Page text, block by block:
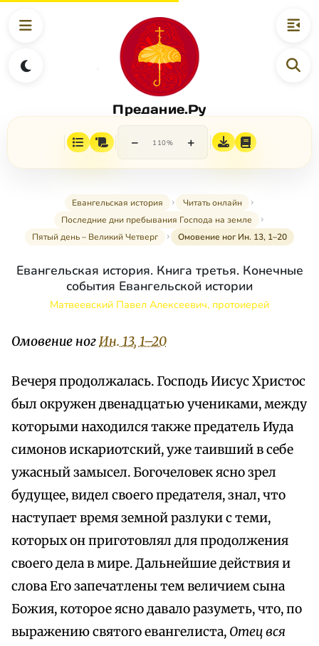
Предание.Ру
− 110% +
Евангельская история
Читать онлайн
Последние дни пребывания Господа на земле
Пятый день – Великий Четверг
Омовение ног Ин. 13, 1–20
Евангельская история. Книга третья. Конечные
события Евангельской истории
Матвеевский Павел Алексеевич, протоиерей
Омовение ногИн. 13, 1–20
Вечеря продолжалась. Господь Иисус Христос
был окружен двенадцатью учениками, между
которыми находился также предатель Иуда
симонов искариотский, уже таивший в себе
ужасный замысел. Богочеловек ясно зрел
будущее, видел своего предателя, знал, что
наступает время земной разлуки с теми,
которых он приготовлял для продолжения
своего дела в мире. Дальнейшие действия и
слова Его запечатлены тем величием сына
Божия, которое ясно давало разуметь, что, по
выражению святого евангелиста, Отец вся